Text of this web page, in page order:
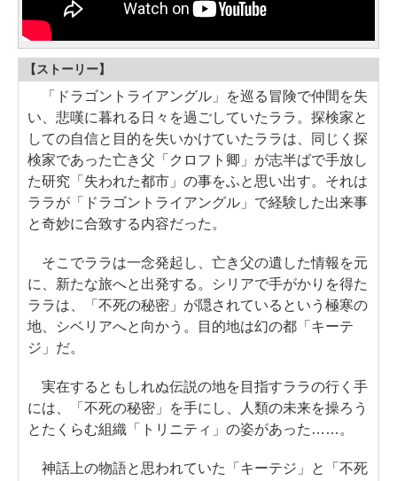
【ストーリー】
「ドラゴントライアングル」を巡る冒険で仲間を失
い、悲嘆に暮れる日々を過ごしていたララ。探検家と
しての自信と目的を失いかけていたララは、同じく探
検家であった亡き父「クロフト卿」が志半ばで手放し
た研究「失われた都市」の事をふと思い出す。それは
ララが「ドラゴントライアングル」で経験した出来事
と奇妙に合致する内容だった。
そこでララは一念発起し、亡き父の遺した情報を元
に、新たな旅へと出発する。シリアで手がかりを得た
ララは、「不死の秘密」が隠されているという極寒の
地、シベリアへと向かう。目的地は幻の都「キーテ
ジ」だ。
実在するともしれぬ伝説の地を目指すララの行く手
には、「不死の秘密」を手にし、人類の未来を操ろう
とたくらむ組織「トリニティ」の姿があった……。
神話上の物語と思われていた「キーテジ」と「不死